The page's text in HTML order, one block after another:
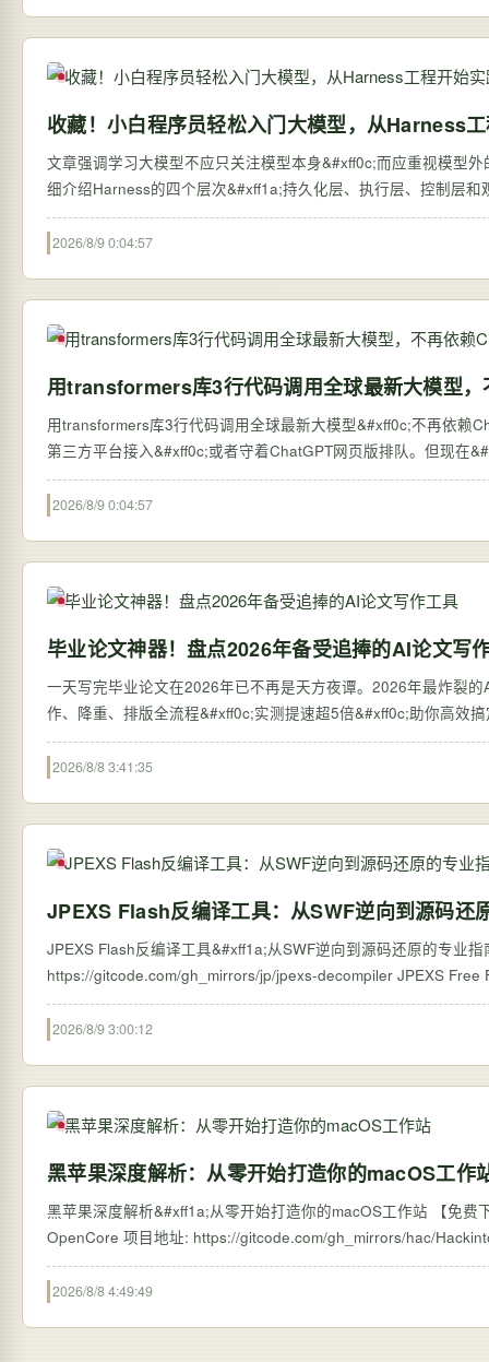
收藏！小白程序员轻松入门大模型，从Harness
文章强调学习大模型不应只关注模型本身&#xff0c;而应重视模型
细介绍Harness的四个层次&#xff1a;持久化层、执行层、控制层
2026/8/9 0:04:57
用transformers库3行代码调用全球最新大模型
用transformers库3行代码调用全球最新大模型&#xff0c;不再依赖ChatGPT网页版 过去&#xff0c;想体验全球最新的大语
第三方平台接入&#xff0c;或者守着ChatGPT网页版排队。但现在
2026/8/9 0:04:57
毕业论文神器！盘点2026年备受追捧的AI论文写
一天写完毕业论文在2026年已不再是天方夜谭。2026年最炸裂
作、降重、排版全流程&#xff0c;实测提速超5倍&#xff0c;助你高效
2026/8/8 3:41:35
JPEXS Flash反编译工具：从SWF逆向到源码还
JPEXS Flash反编译工具&#xff1a;从SWF逆向到源码还原的专业指南
https://gitcode.com/
2026/8/9 3:00:12
黑苹果深度解析：从零开始打造你的macOS工作
黑苹果深度解析&#xff1a;从零开始打造你的macOS工作站 【免
2026/8/8 4:49:49